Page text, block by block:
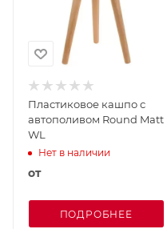
Пластиковое кашпо с
автополивом Round Matt
WL
Нет в наличии
от
ПОДРОБНЕЕ